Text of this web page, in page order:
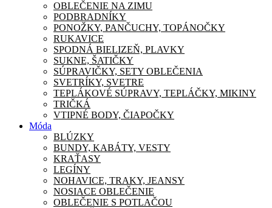
OBLEČENIE NA ZIMU
PODBRADNÍKY
PONOŽKY, PANČUCHY, TOPÁNOČKY
RUKAVICE
SPODNÁ BIELIZEŇ, PLAVKY
SUKNE, ŠATIČKY
SÚPRAVIČKY, SETY OBLEČENIA
SVETRÍKY, SVETRE
TEPLÁKOVÉ SÚPRAVY, TEPLÁČKY, MIKINY
TRIČKÁ
VTIPNÉ BODY, ČIAPOČKY
Móda
BLÚZKY
BUNDY, KABÁTY, VESTY
KRAŤASY
LEGÍNY
NOHAVICE, TRAKY, JEANSY
NOSIACE OBLEČENIE
OBLEČENIE S POTLAČOU